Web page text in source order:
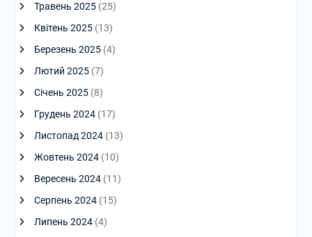
Травень 2025(25)
Квітень 2025(13)
Березень 2025(4)
Лютий 2025(7)
Січень 2025(8)
Грудень 2024(17)
Листопад 2024(13)
Жовтень 2024(10)
Вересень 2024(11)
Серпень 2024(15)
Липень 2024(4)